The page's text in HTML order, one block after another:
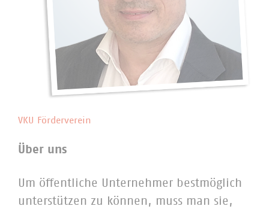
VKU Förderverein
Über uns
Um öffentliche Unternehmer bestmöglich
unterstützen zu können, muss man sie,